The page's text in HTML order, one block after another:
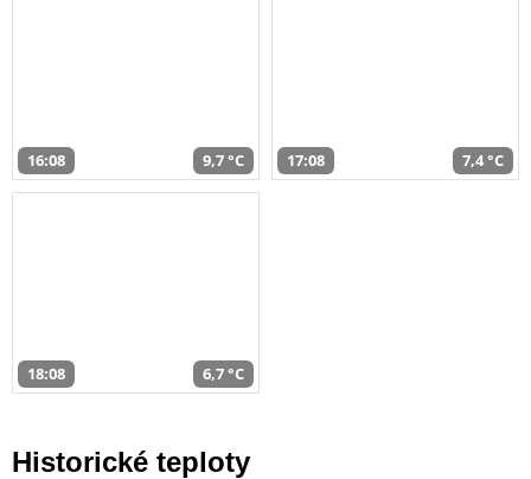
16:08 9,7 °C 17:08 7,4 °C
18:08 6,7 °C
Historické teploty